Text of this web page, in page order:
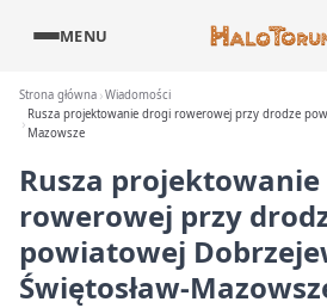
MENU
Strona główna Wiadomości
Rusza projektowanie drogi rowerowej przy drodze
Mazowsze
Rusza
rowerowej przy
powiatowej
Świętosław-